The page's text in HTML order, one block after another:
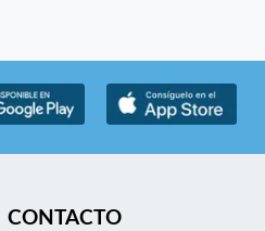
CONTACTO